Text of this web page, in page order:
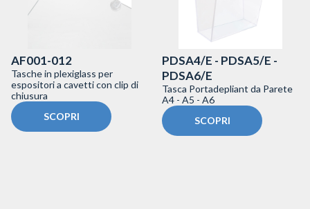
AF001-012
Tasche in plexiglass per
espositori a cavetti con clip di
chiusura
SCOPRI
PDSA4/E - PDSA5/E -
PDSA6/E
Tasca Portadepliant da Parete
A4 - A5 - A6
SCOPRI